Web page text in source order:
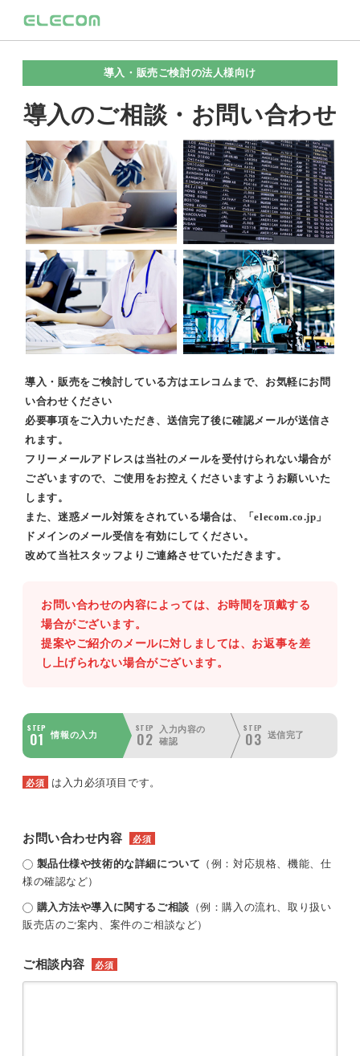
導入・販売ご検討の法人様向け
導入のご相談・お問い合わせ
導入・販売をご検討している方はエレコムまで、お気軽にお問
い合わせください
必要事項をご入力いただき、送信完了後に確認メールが送信さ
れます。
フリーメールアドレスは当社のメールを受付けられない場合が
ございますので、ご使用をお控えくださいますようお願いいた
します。
また、迷惑メール対策をされている場合は、「elecom.co.jp」
ドメインのメール受信を有効にしてください。
改めて当社スタッフよりご連絡させていただきます。
お問い合わせの内容によっては、お時間を頂戴する
場合がございます。
提案やご紹介のメールに対しましては、お返事を差
し上げられない場合がございます。
STEP
01 情報の入力
STEP
02
入力内容の
確認
STEP
03 送信完了
必須 は入力必須項目です。
お問い合わせ内容 必須
製品仕様や技術的な詳細について （例：対応規格、機能、仕
様の確認など）
購入方法や導入に関するご相談 （例：購入の流れ、取り扱い
販売店のご案内、案件のご相談など）
ご相談内容 必須